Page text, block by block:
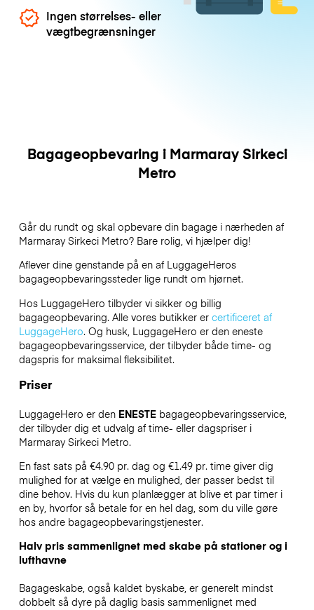
Ingen størrelses- eller
vægtbegrænsninger
Bagageopbevaring i Marmaray Sirkeci
Metro
Går du rundt og skal opbevare din bagage i nærheden af
Marmaray Sirkeci Metro? Bare rolig, vi hjælper dig!
Aflever dine genstande på en af LuggageHeros
bagageopbevaringssteder lige rundt om hjørnet.
Hos LuggageHero tilbyder vi sikker og billig
bagageopbevaring. Alle vores butikker er certificeret af
LuggageHero. Og husk, LuggageHero er den eneste
bagageopbevaringsservice, der tilbyder både time- og
dagspris for maksimal fleksibilitet.
Priser
LuggageHero er den ENESTEbagageopbevaringsservice,
der tilbyder dig et udvalg af time- eller dagspriser i
Marmaray Sirkeci Metro.
En fast sats på €4.90 pr. dag og €1.49 pr. time giver dig
mulighed for at vælge en mulighed, der passer bedst til
dine behov. Hvis du kun planlægger at blive et par timer i
en by, hvorfor så betale for en hel dag, som du ville gøre
hos andre bagageopbevaringstjenester.
Halv pris sammenlignet med skabe på stationer og i
lufthavne
Bagageskabe, også kaldet byskabe, er generelt mindst
dobbelt så dyre på daglig basis sammenlignet med